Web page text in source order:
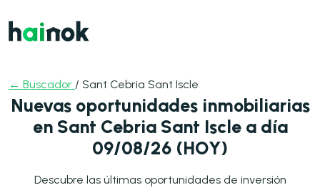
← Buscador / Sant Cebria Sant Iscle
Nuevas oportunidades inmobiliarias
en Sant Cebria Sant Iscle a día
09/08/26 (HOY)
Descubre las últimas oportunidades de inversión